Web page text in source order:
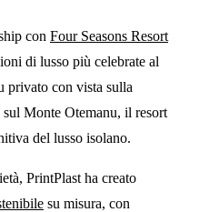
con Four Seasons Resort
di lusso più celebrate al
privato con vista sulla
sul Monte Otemanu, il resort
del lusso isolano.
PrintPlast ha creato
su misura, con